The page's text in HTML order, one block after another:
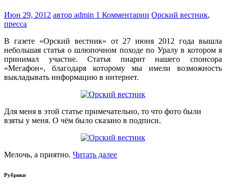
Июн 29, 2012 автор admin 1 Комментарии Орский вестник,
пресса
В газете «Орский вестник» от 27 июня 2012 года вышла
небольшая статья о шлюпочном походе по Уралу в котором я
принимал участие. Статья пиарит нашего спонсора
«Мегафон», благодаря которому мы имели возможность
выкладывать информацию в интернет.
Для меня в этой статье примечательно, то что фото были
взяты у меня. О чём было сказано в подписи.
Мелочь, а приятно. Читать далее
Рубрики